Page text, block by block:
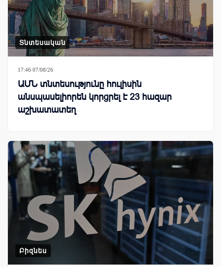
Տնտեսական
17:46 07/08/26
ԱՄՆ տնտեսությունը հուլիսին
անսպասելիորեն կորցրել է 23 հազար
աշխատատեղ
Բիզնես